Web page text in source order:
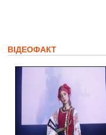
ВІДЕОФАКТ